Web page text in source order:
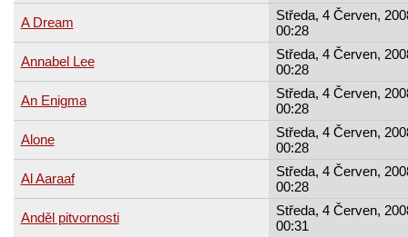
A Dream
Středa, 4 Červen,
00:28
Annabel Lee
Středa, 4 Červen,
00:28
An Enigma
Středa, 4 Červen,
00:28
Alone
Středa, 4 Červen,
00:28
Al Aaraaf
Středa, 4 Červen,
00:28
Anděl pitvornosti
Středa, 4 Červen,
00:31